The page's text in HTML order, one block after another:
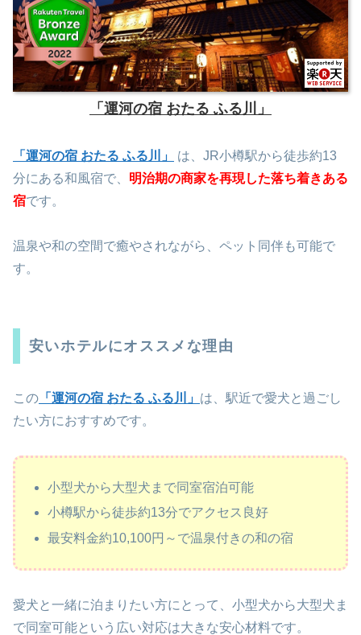
「運河の宿 おたる ふる川」
「運河の宿 おたる ふる川」
は、JR小樽駅から徒歩約13
分にある和風宿で、 明治期の商家を再現した落ち着きある
宿です。
温泉や和の空間で癒やされながら、ペット同伴も可能で
す。
安いホテルにオススメな理由
この 「運河の宿 おたる ふる川」 は、駅近で愛犬と過ごし
たい方におすすめです。
小型犬から大型犬まで同室宿泊可能
小樽駅から徒歩約13分でアクセス良好
最安料金約10,100円～で温泉付きの和の宿
愛犬と一緒に泊まりたい方にとって、小型犬から大型犬ま
で同室可能という広い対応は大きな安心材料です。